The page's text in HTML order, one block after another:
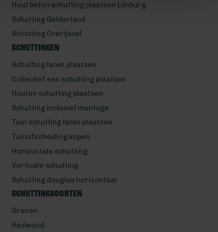
Hout beton schutting plaatsen Limburg
Schutting Gelderland
Schutting Overijssel
Schuttingen
Schutting laten plaatsen
Collectief een schutting plaatsen
Houten schutting plaatsen
Schutting inclusief montage
Tuin schutting laten plaatsen
Tuinafscheiding kopen
Horizontale schutting
Verticale schutting
Schutting douglas horizontaal
Schuttingsoorten
Grenen
Redwood